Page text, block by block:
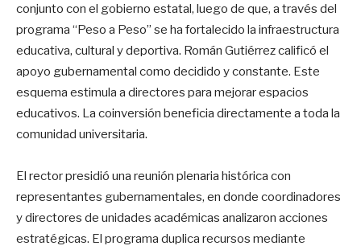
conjunto con el gobierno estatal, luego de que, a través del
programa “Peso a Peso” se ha fortalecido la infraestructura
educativa, cultural y deportiva. Román Gutiérrez calificó el
apoyo gubernamental como decidido y constante. Este
esquema estimula a directores para mejorar espacios
educativos. La coinversión beneficia directamente a toda la
comunidad universitaria.
El rector presidió una reunión plenaria histórica con
representantes gubernamentales, en donde coordinadores
y directores de unidades académicas analizaron acciones
estratégicas. El programa duplica recursos mediante